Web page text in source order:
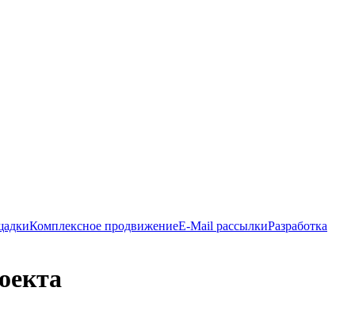
Комплексное продвижениеE-Mail рассылкиРазработка